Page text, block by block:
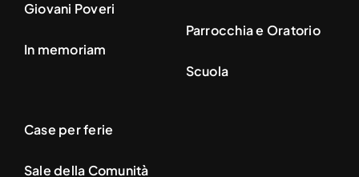
Giovani Poveri
In memoriam
Parrocchia e Oratorio
Scuola
Case per ferie
Sale della Comunità